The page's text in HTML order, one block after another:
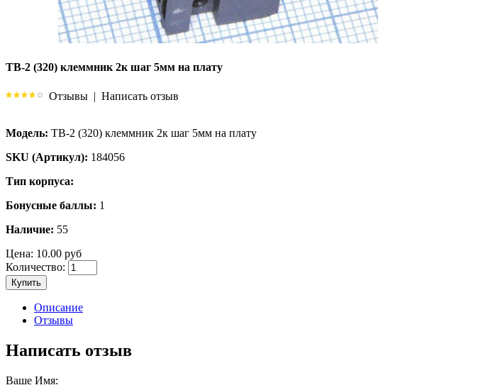
TB-2 (320) клеммник 2к шаг 5мм на плату
Отзывы | Написать отзыв
Модель: TB-2 (320) клеммник 2к шаг 5мм на плату
SKU (Артикул): 184056
Тип корпуса:
Бонусные баллы: 1
Наличие: 55
Цена: 10.00 руб
Количество:
Купить
Описание
Отзывы
Написать отзыв
Ваше Имя: